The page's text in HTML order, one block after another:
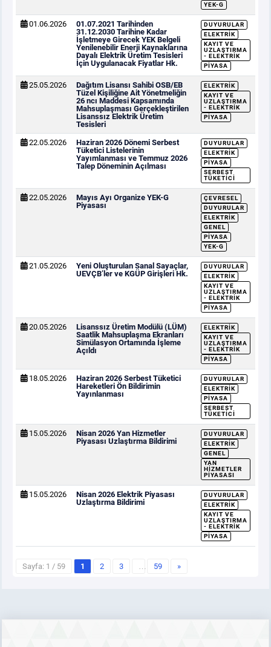
YEK-G
01.06.2026
01.07.2021 Tarihinden
31.12.2030 Tarihine Kadar
İşletmeye Girecek YEK Belgeli
Yenilenebilir Enerji Kaynaklarına
Dayalı Elektrik Üretim Tesisleri
İçin Uygulanacak Fiyatlar Hk.
DUYURULAR
ELEKTRIK
KAYIT VE
UZLAŞTIRMA
- ELEKTRIK
PIYASA
25.05.2026
Dağıtım Lisansı Sahibi OSB/EB
Tüzel Kişiliğine Ait Yönetmeliğin
26 ncı Maddesi Kapsamında
Mahsuplaşması Gerçekleştirilen
Lisanssız Elektrik Üretim
Tesisleri
ELEKTRIK
KAYIT VE
UZLAŞTIRMA
- ELEKTRIK
PIYASA
22.05.2026
Haziran 2026 Dönemi Serbest
Tüketici Listelerinin
Yayımlanması ve Temmuz 2026
Talep Döneminin Açılması
DUYURULAR
ELEKTRIK
PIYASA
SERBEST
TÜKETICI
22.05.2026
Mayıs Ayı Organize YEK-G
Piyasası
ÇEVRESEL
DUYURULAR
ELEKTRIK
GENEL
PIYASA
YEK-G
21.05.2026
Yeni Oluşturulan Sanal Sayaçlar,
UEVÇB’ler ve KGÜP Girişleri Hk.
DUYURULAR
ELEKTRIK
KAYIT VE
UZLAŞTIRMA
- ELEKTRIK
PIYASA
20.05.2026
Lisanssız Üretim Modülü (LÜM)
Saatlik Mahsuplaşma Ekranları
Simülasyon Ortamında İşleme
Açıldı
ELEKTRIK
KAYIT VE
UZLAŞTIRMA
- ELEKTRIK
PIYASA
18.05.2026
Haziran 2026 Serbest Tüketici
Hareketleri Ön Bildirimin
Yayınlanması
DUYURULAR
ELEKTRIK
PIYASA
SERBEST
TÜKETICI
15.05.2026
Nisan 2026 Yan Hizmetler
Piyasası Uzlaştırma Bildirimi
DUYURULAR
ELEKTRIK
GENEL
YAN
HIZMETLER
PIYASASI
15.05.2026
Nisan 2026 Elektrik Piyasası
Uzlaştırma Bildirimi
DUYURULAR
ELEKTRIK
KAYIT VE
UZLAŞTIRMA
- ELEKTRIK
PIYASA
Sayfa: 1 / 59 1 2 3 … 59 »